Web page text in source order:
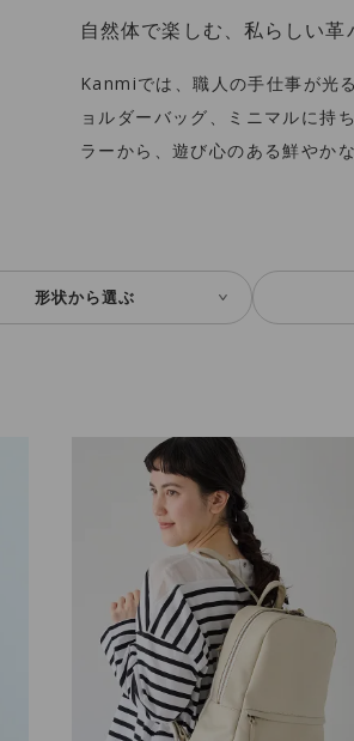
自然体で楽しむ、私らしい革
Kanmiでは、職人の手仕事が光
ョルダーバッグ、ミニマルに持
ラーから、遊び心のある鮮やか
形状から選ぶ